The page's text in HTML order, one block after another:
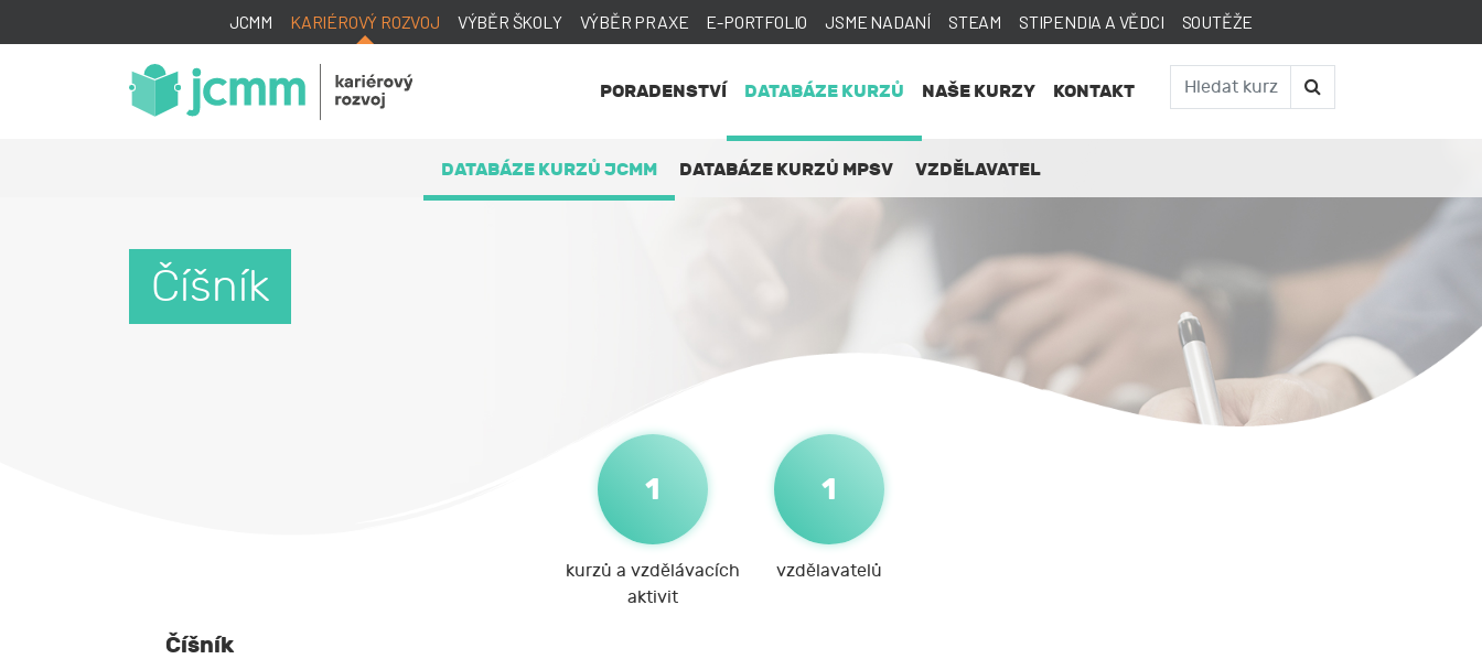
JCMM KARIÉROVÝ ROZVOJ VÝBĚR ŠKOLY VÝBĚR PRAXE E-PORTFOLIO JSME NADANÍ STEAM STIPENDIA A VĚDCI SOUTĚŽE
PORADENSTVÍ DATABÁZE KURZŮ
DATABÁZE KURZŮ JCMM DATABÁZE KURZŮ MPSV VZDĚLAVATEL
NAŠE KURZY KONTAKT
Číšník
1
kurzů a vzdělávacích
aktivit
1
vzdělavatelů
Číšník